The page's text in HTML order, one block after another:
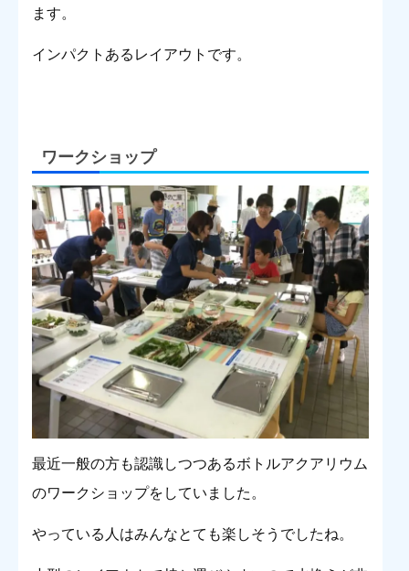
ます。
インパクトあるレイアウトです。
ワークショップ
最近一般の方も認識しつつあるボトルアクアリウム
のワークショップをしていました。
やっている人はみんなとても楽しそうでしたね。